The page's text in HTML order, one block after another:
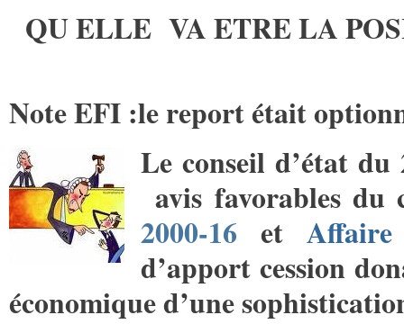
QU ELLE VA ETRE LA
Note EFI :le report était
Le conseil d’état
avis favorables du
2000-16 et
d’apport cession
économique d’une